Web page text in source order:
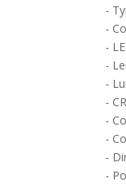
-
-
-
-
-
-
-
-
-
-